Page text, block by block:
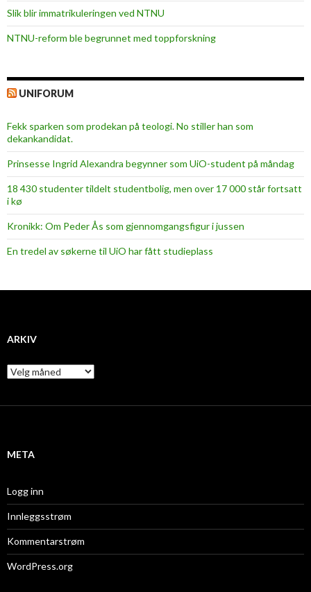
Slik blir immatrikuleringen ved NTNU
NTNU-reform ble begrunnet med toppforskning
UNIFORUM
Fekk sparken som prodekan på teologi. No stiller han som
dekankandidat.
Prinsesse Ingrid Alexandra begynner som UiO-student på måndag
18 430 studenter tildelt studentbolig, men over 17 000 står fortsatt
i kø
Kronikk: Om Peder Ås som gjennomgangsfigur i jussen
En tredel av søkerne til UiO har fått studieplass
ARKIV
A
r
i
META
Logg inn
Innleggsstrøm
Kommentarstrøm
WordPress.org